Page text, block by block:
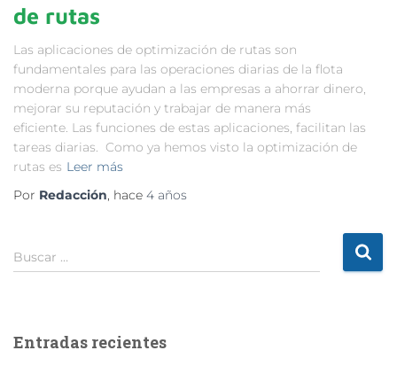
de rutas
Las aplicaciones de optimización de rutas son
fundamentales para las operaciones diarias de la flota
moderna porque ayudan a las empresas a ahorrar dinero,
mejorar su reputación y trabajar de manera más
eficiente. Las funciones de estas aplicaciones, facilitan las
tareas diarias. Como ya hemos visto la optimización de
rutas es Leer más
Por Redacción, hace 4 años
Buscar …
Entradas recientes